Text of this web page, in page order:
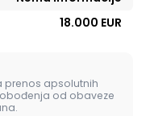
18.000 EUR
prenos apsolutnih
od obaveze